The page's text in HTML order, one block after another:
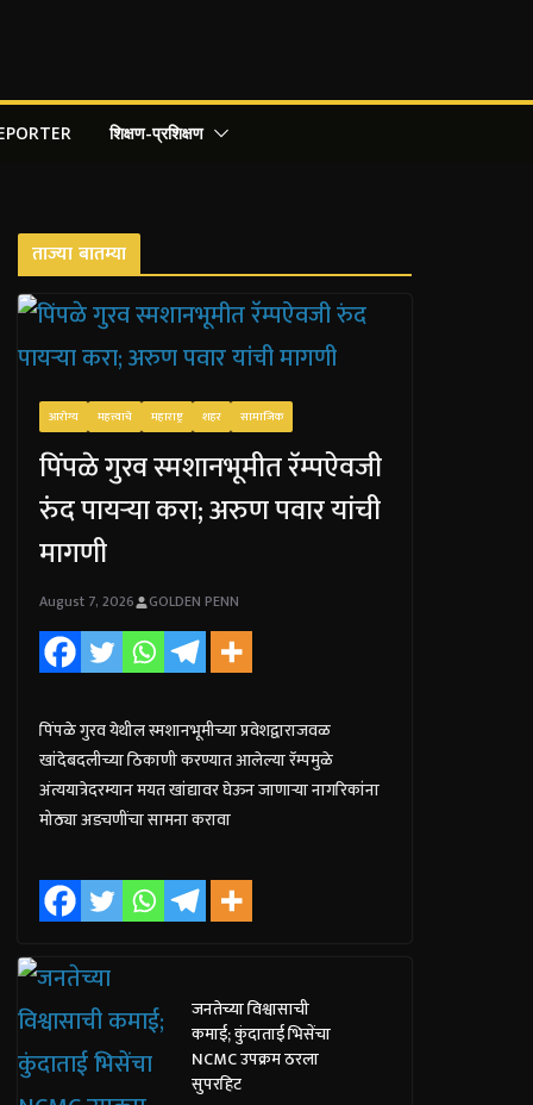
शिक्षण-प्रशिक्षण
ताज्या बातम्या
आरोग्य महत्त्वाचे महाराष्ट्र शहर सामाजिक
पिंपळे गुरव स्मशानभूमीत रॅम्पऐवजी
रुंद पायऱ्या करा; अरुण पवार यांची
मागणी
August 7, 2026 GOLDEN PENN
पिंपळे गुरव येथील स्मशानभूमीच्या प्रवेशद्वाराजवळ
खांदेबदलीच्या ठिकाणी करण्यात आलेल्या रॅम्पमुळे
अंत्ययात्रेदरम्यान मयत खांद्यावर घेऊन जाणाऱ्या नागरिकांना
मोठ्या अडचणींचा सामना करावा
जनतेच्या विश्वासाची
कमाई; कुंदाताई भिसेंचा
NCMC उपक्रम ठरला
सुपरहिट